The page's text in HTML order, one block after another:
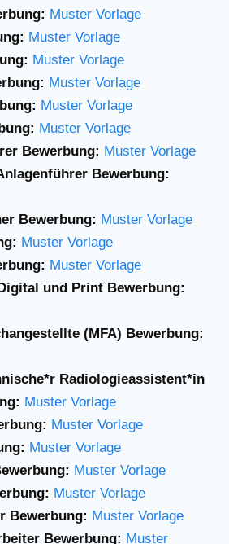
Muster Vorlage
Muster Vorlage
Muster Vorlage
Muster Vorlage
Muster Vorlage
Muster Vorlage
Bewerbung: Muster Vorlage
Bewerbung:
Bewerbung: Muster Vorlage
Muster Vorlage
Muster Vorlage
und Print Bewerbung:
(MFA) Bewerbung:
Radiologieassistent*in
Muster Vorlage
Muster Vorlage
Muster Vorlage
Muster Vorlage
Muster Vorlage
Bewerbung: Muster Vorlage
Bewerbung: Muster